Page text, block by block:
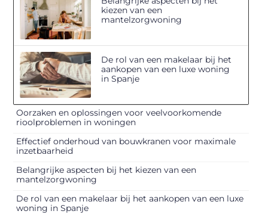
kiezen van een
mantelzorgwoning
De rol van een makelaar bij het
aankopen van een luxe woning
in Spanje
Oorzaken en oplossingen voor veelvoorkomende
rioolproblemen in woningen
Effectief onderhoud van bouwkranen voor maximale
inzetbaarheid
Belangrijke aspecten bij het kiezen van een
mantelzorgwoning
De rol van een makelaar bij het aankopen van een luxe
woning in Spanje